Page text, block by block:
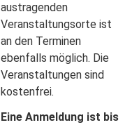
austragenden
Veranstaltungsorte ist
an den Terminen
ebenfalls möglich. Die
Veranstaltungen sind
kostenfrei.
Eine Anmeldung ist bis